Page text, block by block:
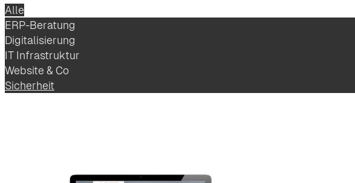
Alle
ERP-Beratung
Digitalisierung
IT Infrastruktur
Website & Co
Sicherheit